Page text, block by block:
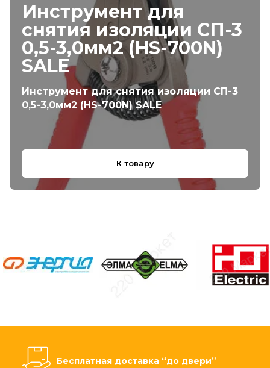
Инструмент для
снятия изоляции СП-3
0,5-3,0мм2 (HS-700N)
SALE
Инструмент для снятия изоляции СП-3
0,5-3,0мм2 (HS-700N) SALE
К товару
Бесплатная доставка “до двери”